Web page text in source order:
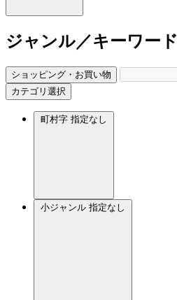
ジャンル／キーワード
ショッピング・お買い物
カテゴリ選択
町村字 指定なし
小ジャンル 指定なし